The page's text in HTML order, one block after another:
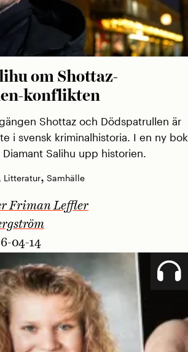
om Shottaz-
konflikten
Shottaz och Dödspatrullen är
i svensk kriminalhistoria. I en ny bok
Salihu upp historien.
Litteratur, Samhälle
Friman Leffler
04-14